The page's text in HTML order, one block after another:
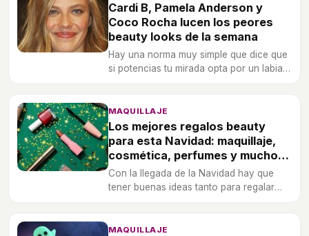
Cardi B, Pamela Anderson y
Coco Rocha lucen los peores
beauty looks de la semana
Hay una norma muy simple que dice que
si potencias tu mirada opta por un labial
beautys de la semana desconocen.
MAQUILLAJE
Los mejores regalos beauty
para esta Navidad: maquillaje,
cosmética, perfumes y mucho
más
Con la llegada de la Navidad hay que
tener buenas ideas tanto para regalar
MAQUILLAJE